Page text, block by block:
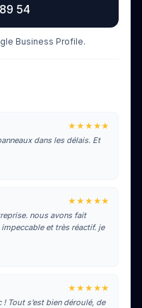
54
Business Profile.
★★★★★
dans les délais. Et
★★★★★
nous avons fait
et très réactif. je
★★★★★
Tout s’est bien déroulé, de